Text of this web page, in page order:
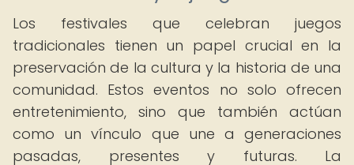
Los festivales que celebran juegos
tradicionales tienen un papel crucial en la
preservación de la cultura y la historia de una
comunidad. Estos eventos no solo ofrecen
entretenimiento, sino que también actúan
como un vínculo que une a generaciones
pasadas, presentes y futuras. La